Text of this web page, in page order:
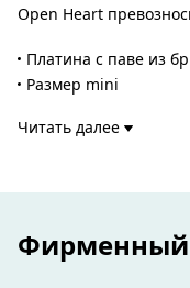
Open Heart
вспыхивают
никогда не померкнут.
Платина с паве из
Размер mini
Общий вес
Читать далее
Фирменный